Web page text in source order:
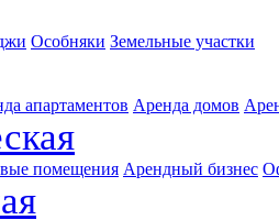
Особняки Земельные участки
апартаментов Аренда домов
помещения Арендный бизнес